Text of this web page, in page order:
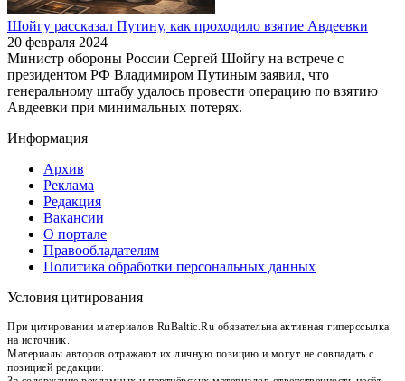
Шойгу рассказал Путину, как проходило взятие Авдеевки
20 февраля 2024
Министр обороны России Сергей Шойгу на встрече с
президентом РФ Владимиром Путиным заявил, что
генеральному штабу удалось провести операцию по взятию
Авдеевки при минимальных потерях.
Информация
Архив
Реклама
Редакция
Вакансии
О портале
Правообладателям
Политика обработки персональных данных
Условия цитирования
При цитировании материалов RuBaltic.Ru обязательна активная гиперссылка
на источник.
Материалы авторов отражают их личную позицию и могут не совпадать с
позицией редакции.